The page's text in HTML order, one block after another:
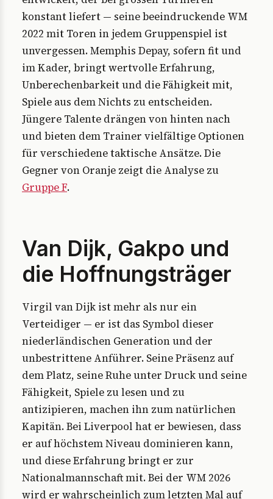
konstant liefert — seine beeindruckende WM
2022 mit Toren in jedem Gruppenspiel ist
unvergessen. Memphis Depay, sofern fit und
im Kader, bringt wertvolle Erfahrung,
Unberechenbarkeit und die Fähigkeit mit,
Spiele aus dem Nichts zu entscheiden.
Jüngere Talente drängen von hinten nach
und bieten dem Trainer vielfältige Optionen
für verschiedene taktische Ansätze. Die
Gegner von Oranje zeigt die Analyse zu
Gruppe F.
Van Dijk, Gakpo und
die Hoffnungsträger
Virgil van Dijk ist mehr als nur ein
Verteidiger — er ist das Symbol dieser
niederländischen Generation und der
unbestrittene Anführer. Seine Präsenz auf
dem Platz, seine Ruhe unter Druck und seine
Fähigkeit, Spiele zu lesen und zu
antizipieren, machen ihn zum natürlichen
Kapitän. Bei Liverpool hat er bewiesen, dass
er auf höchstem Niveau dominieren kann,
und diese Erfahrung bringt er zur
Nationalmannschaft mit. Bei der WM 2026
wird er wahrscheinlich zum letzten Mal auf